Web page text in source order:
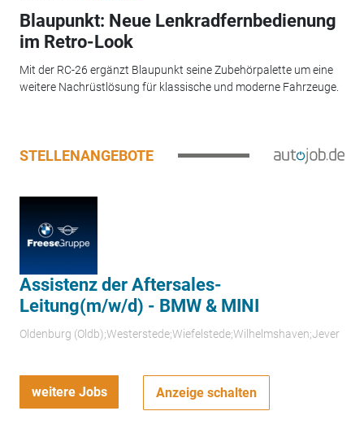
Blaupunkt: Neue Lenkradfernbedienung
im Retro-Look
Mit der RC-26 ergänzt Blaupunkt seine Zubehörpalette um eine
weitere Nachrüstlösung für klassische und moderne Fahrzeuge.
STELLENANGEBOTE
Assistenz der Aftersales-
Leitung(m/w/d) - BMW & MINI
Oldenburg (Oldb);Westerstede;Wiefelstede;Wilhelmshaven;Jever
weitere Jobs Anzeige schalten